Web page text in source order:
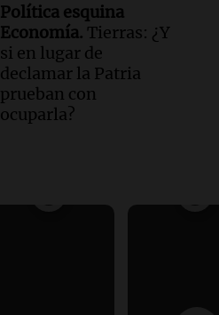
Política esquina
Economía. Tierras: ¿Y
si en lugar de
declamar la Patria
prueban con
ocuparla?